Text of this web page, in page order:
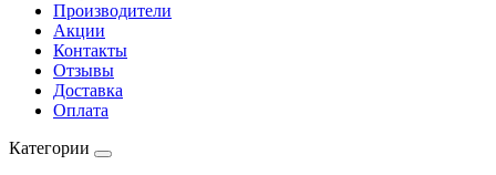
Производители
Акции
Контакты
Отзывы
Доставка
Оплата
Категории